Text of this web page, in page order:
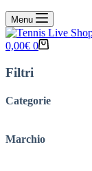
Menu
Carrello
0,00€ 0
Filtri
Categorie
Marchio